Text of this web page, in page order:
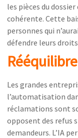
les pièces du
cohérente. Cette
personnes qui
défendre leurs
Les grandes
l’automatisation
réclamations sont
opposent des refus
demandeurs. L’IA